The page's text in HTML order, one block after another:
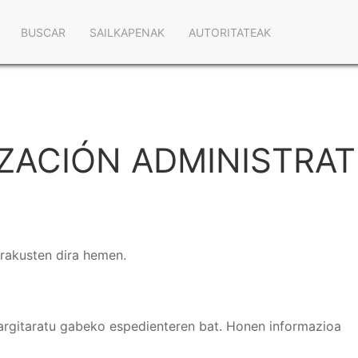
BUSCAR SAILKAPENAK AUTORITATEAK
dira hemen.
gabeko espedienteren bat. Honen informazioa